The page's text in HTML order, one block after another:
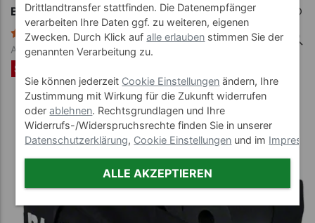
BLACKROLL Trainer Bag-Set Standard, 11-tlg.
1 Bewertung
Art-Nr. 03223
SET %
Drittlandtransfer stattfinden. Die Datenempfänger
verarbeiten Ihre Daten ggf. zu weiteren, eigenen
Zwecken. Durch Klick aufalle erlauben stimmen Sie der
genannten Verarbeitung zu.
Sie können jederzeit Cookie Einstellungen ändern, Ihre
Zustimmung mit Wirkung für die Zukunft widerrufen
oderablehnen. Rechtsgrundlagen und Ihre
Widerrufs-/Widerspruchsrechte finden Sie in unserer
Datenschutzerklärung, Cookie Einstellungen und im
ALLE AKZEPTIEREN